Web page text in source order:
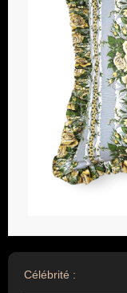
Célébrité :